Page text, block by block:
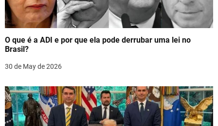
a
t
i
o
n
O que é a ADI e por que ela pode derrubar uma lei no
Brasil?
30 de May de 2026